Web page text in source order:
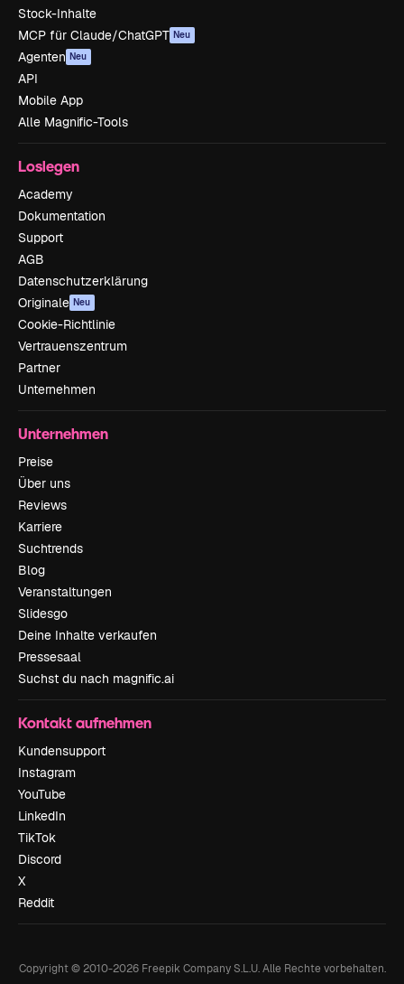
Stock-Inhalte
MCP für Claude/ChatGPT Neu
Agenten Neu
API
Mobile App
Alle Magnific-Tools
Loslegen
Academy
Dokumentation
Support
AGB
Datenschutzerklärung
Originale Neu
Cookie-Richtlinie
Vertrauenszentrum
Partner
Unternehmen
Unternehmen
Preise
Über uns
Reviews
Karriere
Suchtrends
Blog
Veranstaltungen
Slidesgo
Deine Inhalte verkaufen
Pressesaal
Suchst du nach magnific.ai
Kontakt aufnehmen
Kundensupport
Instagram
YouTube
LinkedIn
TikTok
Discord
X
Reddit
Copyright © 2010-2026Freepik Company S.L.U. Alle Rechte vorbehalten.